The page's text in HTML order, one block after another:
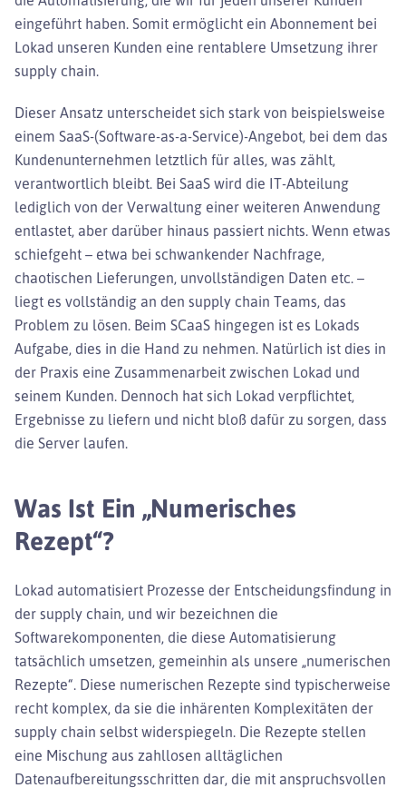
eingeführt haben. Somit ermöglicht ein Abonnement bei
Lokad unseren Kunden eine rentablere Umsetzung ihrer
supply chain.
Dieser Ansatz unterscheidet sich stark von beispielsweise
einem SaaS-(Software-as-a-Service)-Angebot, bei dem das
Kundenunternehmen letztlich für alles, was zählt,
verantwortlich bleibt. Bei SaaS wird die IT-Abteilung
lediglich von der Verwaltung einer weiteren Anwendung
entlastet, aber darüber hinaus passiert nichts. Wenn etwas
schiefgeht – etwa bei schwankender Nachfrage,
chaotischen Lieferungen, unvollständigen Daten etc. –
liegt es vollständig an den supply chain Teams, das
Problem zu lösen. Beim SCaaS hingegen ist es Lokads
Aufgabe, dies in die Hand zu nehmen. Natürlich ist dies in
der Praxis eine Zusammenarbeit zwischen Lokad und
seinem Kunden. Dennoch hat sich Lokad verpflichtet,
Ergebnisse zu liefern und nicht bloß dafür zu sorgen, dass
die Server laufen.
Was Ist Ein „numerisches
Rezept“?
Lokad automatisiert Prozesse der Entscheidungsfindung in
der supply chain, und wir bezeichnen die
Softwarekomponenten, die diese Automatisierung
tatsächlich umsetzen, gemeinhin als unsere „numerischen
Rezepte“. Diese numerischen Rezepte sind typischerweise
recht komplex, da sie die inhärenten Komplexitäten der
supply chain selbst widerspiegeln. Die Rezepte stellen
eine Mischung aus zahllosen alltäglichen
Datenaufbereitungsschritten dar, die mit anspruchsvollen